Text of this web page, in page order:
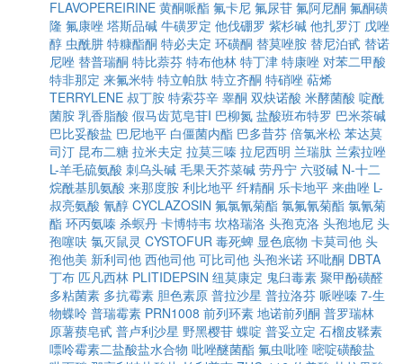
FLAVOPEREIRINE 黄酮哌酯 氟卡尼 氟尿苷 氟阿尼酮 氟酮磺
隆 氟康唑 塔斯品碱 牛磺罗定 他伐硼罗 紫杉碱 他扎罗汀 戊唑
醇 虫酰肼 特糠酯酮 特必夫定 环磺酮 替莫唑胺 替尼泊甙 替诺
尼唑 替普瑞酮 特比萘芬 特布他林 特丁津 特康唑 对苯二甲酸
特非那定 来氟米特 特立帕肽 特立齐酮 特硝唑 萜烯
TERRYLENE 叔丁胺 特索芬辛 睾酮 双炔诺酸 米酵菌酸 啶酰
菌胺 乳香脂酸 假马齿苋皂苷I 巴柳氮 盐酸班布特罗 巴米茶碱
巴比妥酸盐 巴尼地平 白僵菌内酯 巴多昔芬 倍氯米松 苯达莫
司汀 昆布二糖 拉米夫定 拉莫三嗪 拉尼西明 兰瑞肽 兰索拉唑
L-羊毛硫氨酸 刺乌头碱 毛果天芥菜碱 劳丹宁 六驳碱 N-十二
烷酰基肌氨酸 来那度胺 利比地平 纤精酮 乐卡地平 来曲唑 L-
叔亮氨酸 氰醇 CYCLAZOSIN 氟氯氰菊酯 氯氟氰菊酯 氯氰菊
酯 环丙氨嗪 杀螟丹 卡博特韦 坎格瑞洛 头孢克洛 头孢地尼 头
孢噻呋 氯灭鼠灵 CYSTOFUR 毒死蜱 显色底物 卡莫司他 头
孢他美 新利司他 西他司他 可比司他 头孢米诺 环吡酮 DBTA
丁布 匹凡西林 PLITIDEPSIN 纽莫康定 鬼臼毒素 聚甲酚磺醛
多粘菌素 多抗霉素 胆色素原 普拉沙星 普拉洛芬 哌唑嗪 7-生
物蝶呤 普瑞霉素 PRN1008 前列环素 地诺前列酮 普罗瑞林
原薯蓣皂甙 普卢利沙星 野黑樱苷 蝶啶 普妥立定 石榴皮鞣素
嘌呤霉素二盐酸盐水合物 吡唑醚菌酯 氟虫吡喹 嘧啶磺酸盐